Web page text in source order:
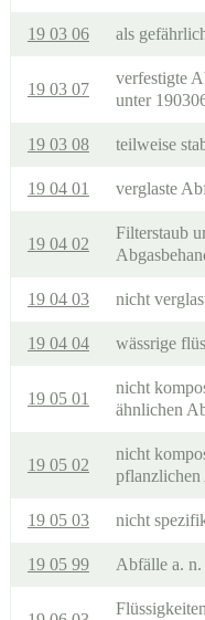
19 03 06 als
19 03 07
verfestigte
unter
19 03 08 teilweise
19 04 01 verglaste
19 04 02
Filterstaub
19 04 03 nicht
19 04 04 wässrige
19 05 01
nicht
ähnlichen
19 05 02
nicht
pflanzlichen
19 05 03 nicht
19 05 99 Abfälle a. n.